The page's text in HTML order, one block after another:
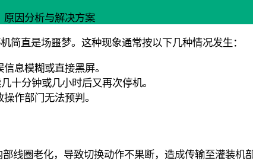
原因分析与解决方案
简直是场噩梦。这种现象通常按以下几种情况发生：
息模糊或直接黑屏。
十分钟或几小时后又再次停机。
作部门无法预判。
线圈老化，导致切换动作不果断，造成传输至灌装机